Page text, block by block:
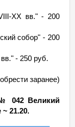
XX вв." - 200
собор" - 200
- 250 руб.
заранее)
042 Великий
21.20.